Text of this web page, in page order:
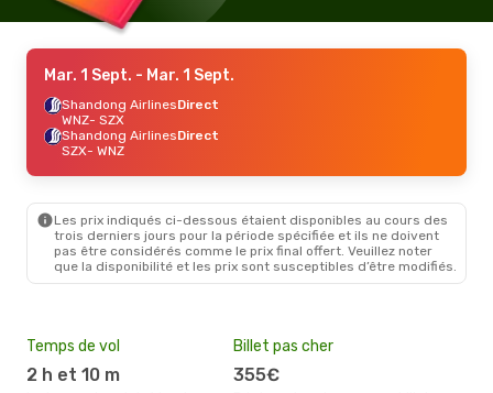
Mar. 1 Sept. - Mar. 1 Sept.
Shandong AirlinesDirect
WNZ- SZX
Shandong AirlinesDirect
SZX- WNZ
Les prix indiqués ci-dessous étaient disponibles au cours des
trois derniers jours pour la période spécifiée et ils ne doivent
pas être considérés comme le prix final offert. Veuillez noter
que la disponibilité et les prix sont susceptibles d’être modifiés.
Temps de vol
2 h et 10 m
Billet pas cher
355€